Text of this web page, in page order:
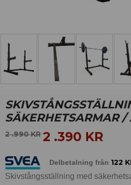
SÄKERHETSARMAR /
2 .990KR 2 .390 KR
Delbetalning från 122
Skivstångsställning med